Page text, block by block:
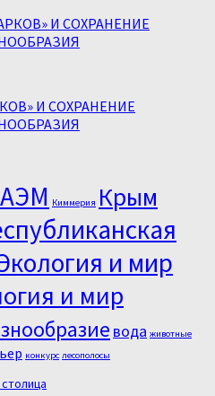
И СОХРАНЕНИЕ
Киммерия Крым
и мир
и мир
вода животные
конкурс лесополосы